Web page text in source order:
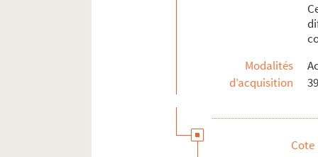
Modalités
d’acquisition
Cote